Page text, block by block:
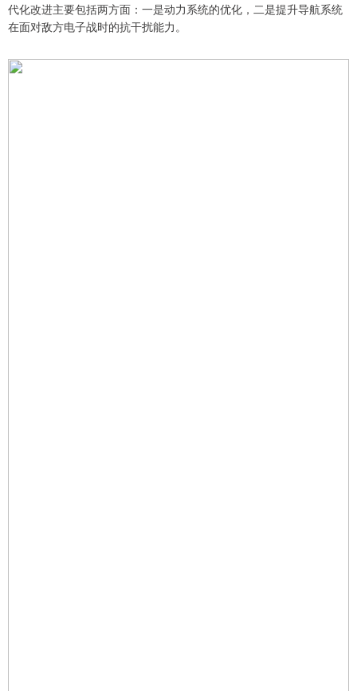
代化改进主要包括两方面：一是动力系统的优化，二是提升导航系统
在面对敌方电子战时的抗干扰能力。